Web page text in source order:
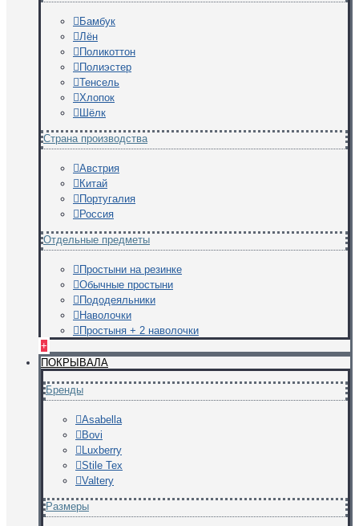
Бамбук
Лён
Поликоттон
Полиэстер
Тенсель
Хлопок
Шёлк
Страна производства
Австрия
Китай
Португалия
Россия
Отдельные предметы
Простыни на резинке
Обычные простыни
Пододеяльники
Наволочки
Простыня + 2 наволочки
+
ПОКРЫВАЛА
Бренды
Asabella
Bovi
Luxberry
Stile Tex
Valtery
Размеры